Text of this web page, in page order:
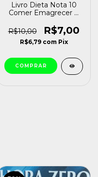
Livro Dieta Nota 10
Comer Emagrecer é
Imagina Ribeiro, Dr.
Guilherme de
Azevedo [usado]
R$10,00 R$7,00
R$6,79 com Pix